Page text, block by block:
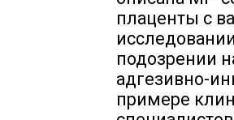
плаценты с
подозрении
адгезивно-
примере